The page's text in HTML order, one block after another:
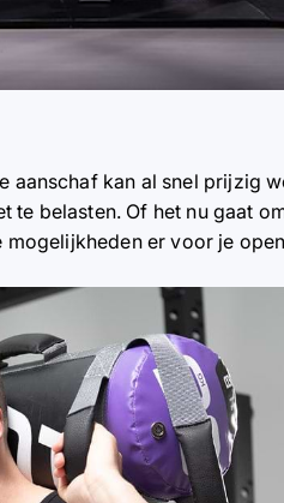
kan al snel prijzig
belasten. Of het nu gaat
er voor je